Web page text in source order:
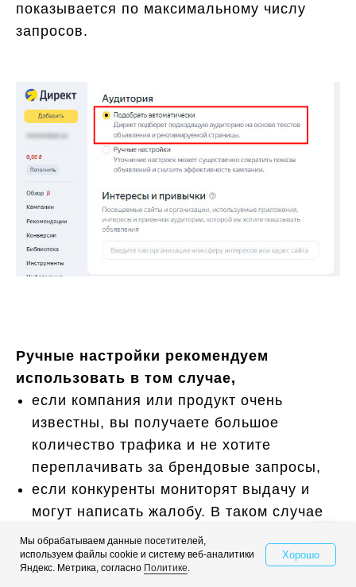
показывается по максимальному числу
запросов.
Ручные настройки рекомендуем
использовать в том случае,
если компания или продукт очень
известны, вы получаете большое
количество трафика и не хотите
переплачивать за брендовые запросы,
если конкуренты мониторят выдачу и
могут написать жалобу. В таком случае
предлагаем исключить эту категорию.
Свяжитесь с нами
Мы обрабатываем данные посетителей,
используем файлы cookie и систему веб-аналитики
Яндекс. Метрика, согласно Политике.
Хорошо